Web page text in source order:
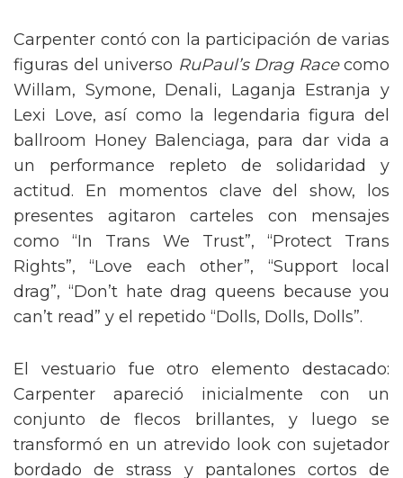
Carpenter contó con la participación de varias
figuras del universo RuPaul’s Drag Racecomo
Willam, Symone, Denali, Laganja Estranja y
Lexi Love, así como la legendaria figura del
ballroom Honey Balenciaga, para dar vida a
un performance repleto de solidaridad y
actitud. En momentos clave del show, los
presentes agitaron carteles con mensajes
como “In Trans We Trust”, “Protect Trans
Rights”, “Love each other”, “Support local
drag”, “Don’t hate drag queens because you
can’t read” y el repetido “Dolls, Dolls, Dolls”.
El vestuario fue otro elemento destacado:
Carpenter apareció inicialmente con un
conjunto de flecos brillantes, y luego se
transformó en un atrevido look con sujetador
bordado de strass y pantalones cortos de